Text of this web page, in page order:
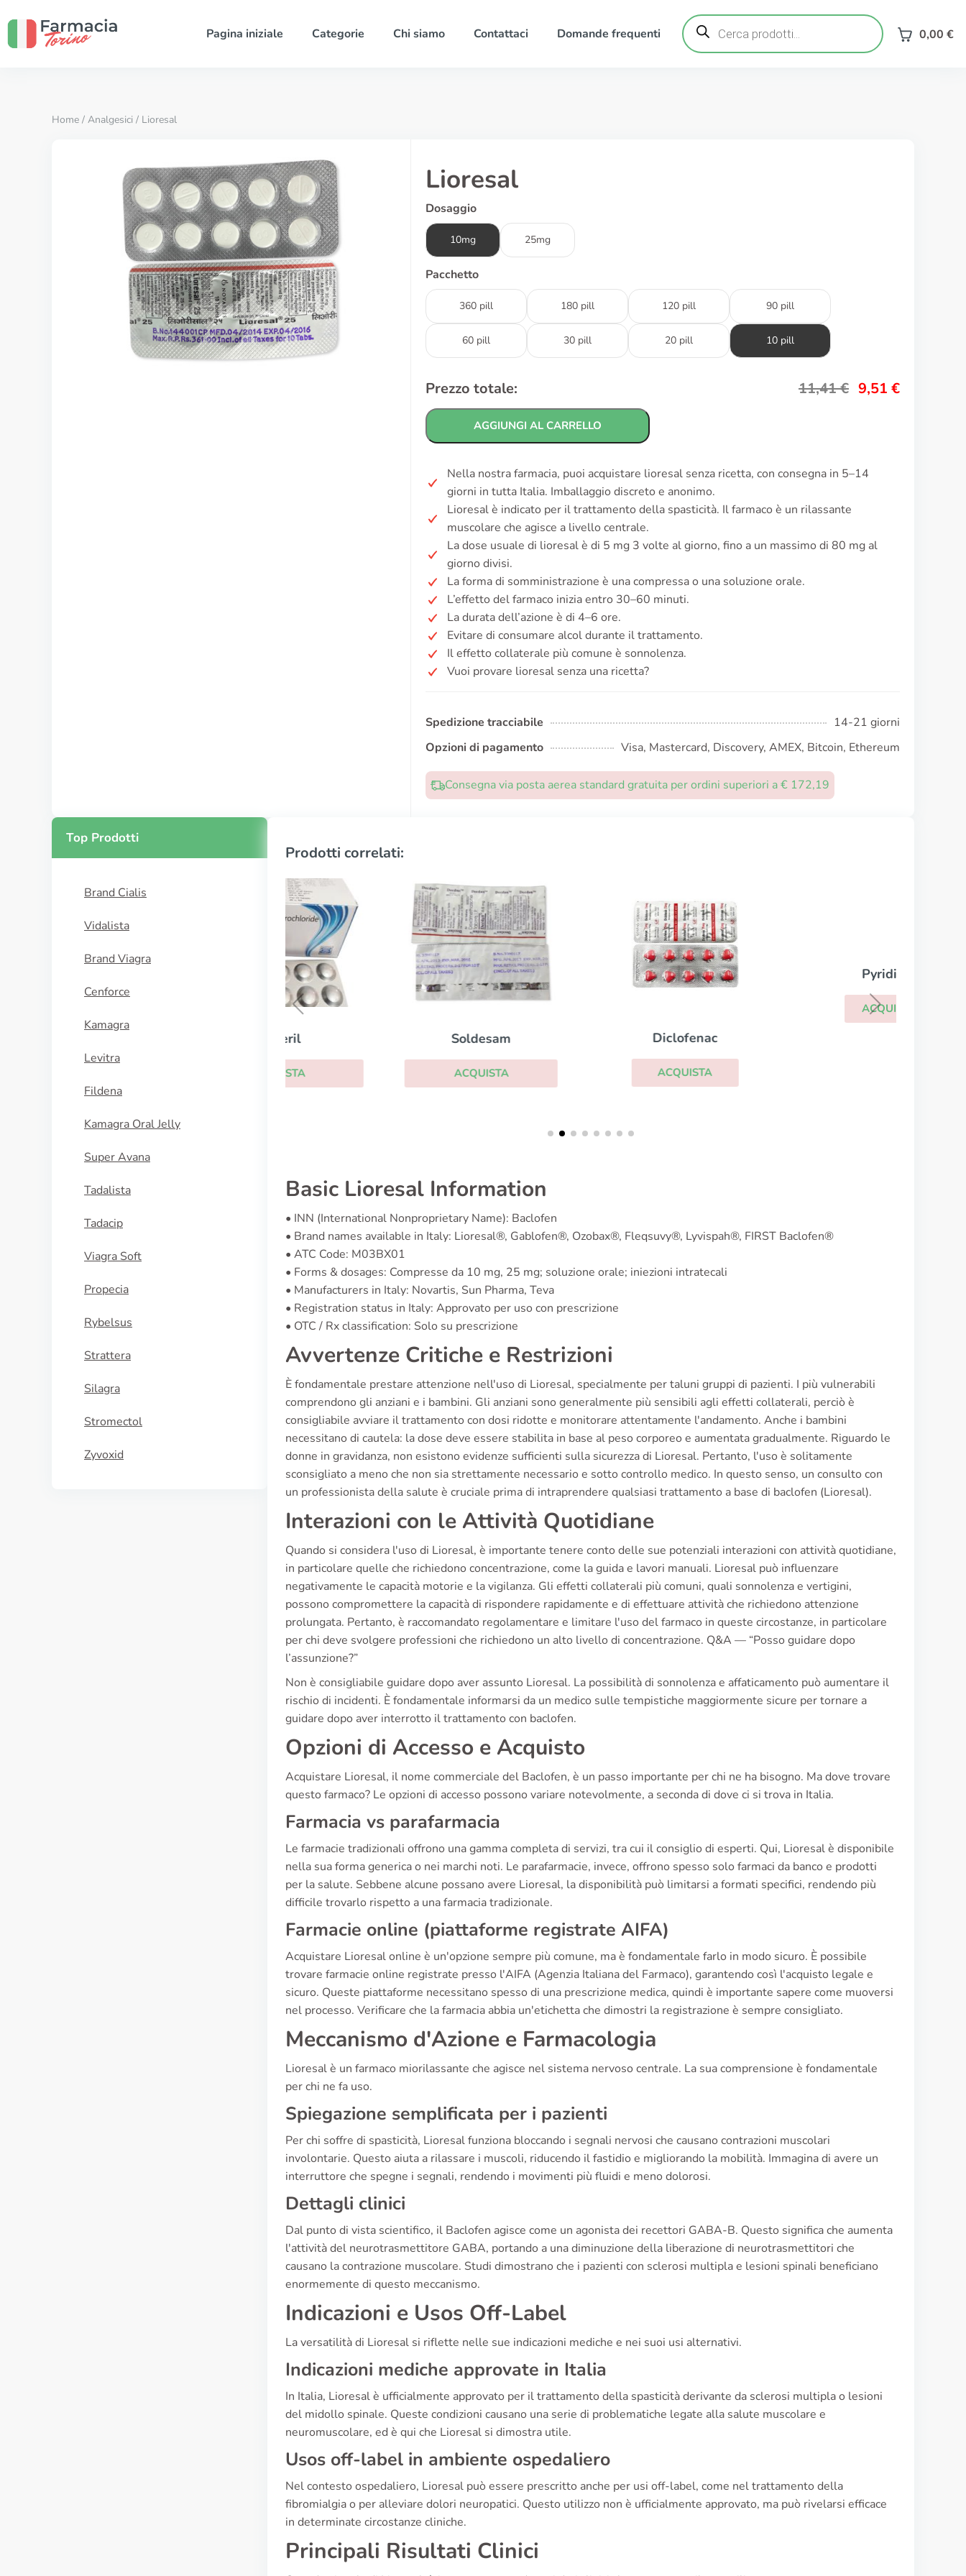
Pagina iniziale Categorie Chi siamo Contattaci Domande frequenti
Ricerca
prodotti 0,00 €
Home / Analgesici / Lioresal
Lioresal
Dosaggio
10mg 25mg
Pacchetto
360 pill 180 pill 120 pill 90 pill
60 pill 30 pill 20 pill 10 pill
Prezzo totale: 11,41€ 9,51 €
AGGIUNGI AL CARRELLO
Nella nostra farmacia, puoi acquistare lioresal senza ricetta, con consegna in 5–14
giorni in tutta Italia. Imballaggio discreto e anonimo.
Lioresal è indicato per il trattamento della spasticità. Il farmaco è un rilassante
muscolare che agisce a livello centrale.
La dose usuale di lioresal è di 5 mg 3 volte al giorno, fino a un massimo di 80 mg al
giorno divisi.
La forma di somministrazione è una compressa o una soluzione orale.
L’effetto del farmaco inizia entro 30–60 minuti.
La durata dell’azione è di 4–6 ore.
Evitare di consumare alcol durante il trattamento.
Il effetto collaterale più comune è sonnolenza.
Vuoi provare lioresal senza una ricetta?
Spedizione tracciabile
14-21 giorni
Opzioni di pagamento
Visa, Mastercard, Discovery, AMEX, Bitcoin, Ethereum
Consegna via posta aerea standard gratuita per ordini superiori a € 172,19
Top Prodotti
Brand Cialis
Vidalista
Brand Viagra
Cenforce
Kamagra
Levitra
Fildena
Kamagra Oral Jelly
Super Avana
Tadalista
Tadacip
Viagra Soft
Propecia
Rybelsus
Strattera
Silagra
Stromectol
Zyvoxid
Prodotti correlati:
Basic Lioresal Information
• INN (International Nonproprietary Name): Baclofen
• Brand names available in Italy: Lioresal®, Gablofen®, Ozobax®, Fleqsuvy®, Lyvispah®, FIRST Baclofen®
• ATC Code: M03BX01
• Forms & dosages: Compresse da 10 mg, 25 mg; soluzione orale; iniezioni intratecali
• Manufacturers in Italy: Novartis, Sun Pharma, Teva
• Registration status in Italy: Approvato per uso con prescrizione
• OTC / Rx classification: Solo su prescrizione
Avvertenze Critiche e Restrizioni
È fondamentale prestare attenzione nell'uso di Lioresal, specialmente per taluni gruppi di pazienti. I più vulnerabili
comprendono gli anziani e i bambini. Gli anziani sono generalmente più sensibili agli effetti collaterali, perciò è
consigliabile avviare il trattamento con dosi ridotte e monitorare attentamente l'andamento. Anche i bambini
necessitano di cautela: la dose deve essere stabilita in base al peso corporeo e aumentata gradualmente. Riguardo le
donne in gravidanza, non esistono evidenze sufficienti sulla sicurezza di Lioresal. Pertanto, l'uso è solitamente
sconsigliato a meno che non sia strettamente necessario e sotto controllo medico. In questo senso, un consulto con
un professionista della salute è cruciale prima di intraprendere qualsiasi trattamento a base di baclofen (Lioresal).
Interazioni con le Attività Quotidiane
Quando si considera l'uso di Lioresal, è importante tenere conto delle sue potenziali interazioni con attività quotidiane,
in particolare quelle che richiedono concentrazione, come la guida e lavori manuali. Lioresal può influenzare
negativamente le capacità motorie e la vigilanza. Gli effetti collaterali più comuni, quali sonnolenza e vertigini,
possono compromettere la capacità di rispondere rapidamente e di effettuare attività che richiedono attenzione
prolungata. Pertanto, è raccomandato regolamentare e limitare l'uso del farmaco in queste circostanze, in particolare
per chi deve svolgere professioni che richiedono un alto livello di concentrazione. Q&A — “Posso guidare dopo
l’assunzione?”
Non è consigliabile guidare dopo aver assunto Lioresal. La possibilità di sonnolenza e affaticamento può aumentare il
rischio di incidenti. È fondamentale informarsi da un medico sulle tempistiche maggiormente sicure per tornare a
guidare dopo aver interrotto il trattamento con baclofen.
Opzioni di Accesso e Acquisto
Acquistare Lioresal, il nome commerciale del Baclofen, è un passo importante per chi ne ha bisogno. Ma dove trovare
questo farmaco? Le opzioni di accesso possono variare notevolmente, a seconda di dove ci si trova in Italia.
Farmacia vs parafarmacia
Le farmacie tradizionali offrono una gamma completa di servizi, tra cui il consiglio di esperti. Qui, Lioresal è disponibile
nella sua forma generica o nei marchi noti. Le parafarmacie, invece, offrono spesso solo farmaci da banco e prodotti
per la salute. Sebbene alcune possano avere Lioresal, la disponibilità può limitarsi a formati specifici, rendendo più
difficile trovarlo rispetto a una farmacia tradizionale.
Farmacie online (piattaforme registrate AIFA)
Acquistare Lioresal online è un'opzione sempre più comune, ma è fondamentale farlo in modo sicuro. È possibile
trovare farmacie online registrate presso l'AIFA (Agenzia Italiana del Farmaco), garantendo così l'acquisto legale e
sicuro. Queste piattaforme necessitano spesso di una prescrizione medica, quindi è importante sapere come muoversi
nel processo. Verificare che la farmacia abbia un'etichetta che dimostri la registrazione è sempre consigliato.
Meccanismo d'Azione e Farmacologia
Lioresal è un farmaco miorilassante che agisce nel sistema nervoso centrale. La sua comprensione è fondamentale
per chi ne fa uso.
Spiegazione semplificata per i pazienti
Per chi soffre di spasticità, Lioresal funziona bloccando i segnali nervosi che causano contrazioni muscolari
involontarie. Questo aiuta a rilassare i muscoli, riducendo il fastidio e migliorando la mobilità. Immagina di avere un
interruttore che spegne i segnali, rendendo i movimenti più fluidi e meno dolorosi.
Dettagli clinici
Dal punto di vista scientifico, il Baclofen agisce come un agonista dei recettori GABA-B. Questo significa che aumenta
l'attività del neurotrasmettitore GABA, portando a una diminuzione della liberazione di neurotrasmettitori che
causano la contrazione muscolare. Studi dimostrano che i pazienti con sclerosi multipla e lesioni spinali beneficiano
enormemente di questo meccanismo.
Indicazioni e Usos Off-Label
La versatilità di Lioresal si riflette nelle sue indicazioni mediche e nei suoi usi alternativi.
Indicazioni mediche approvate in Italia
In Italia, Lioresal è ufficialmente approvato per il trattamento della spasticità derivante da sclerosi multipla o lesioni
del midollo spinale. Queste condizioni causano una serie di problematiche legate alla salute muscolare e
neuromuscolare, ed è qui che Lioresal si dimostra utile.
Usos off-label in ambiente ospedaliero
Nel contesto ospedaliero, Lioresal può essere prescritto anche per usi off-label, come nel trattamento della
fibromialgia o per alleviare dolori neuropatici. Questo utilizzo non è ufficialmente approvato, ma può rivelarsi efficace
in determinate circostanze cliniche.
Principali Risultati Clinici